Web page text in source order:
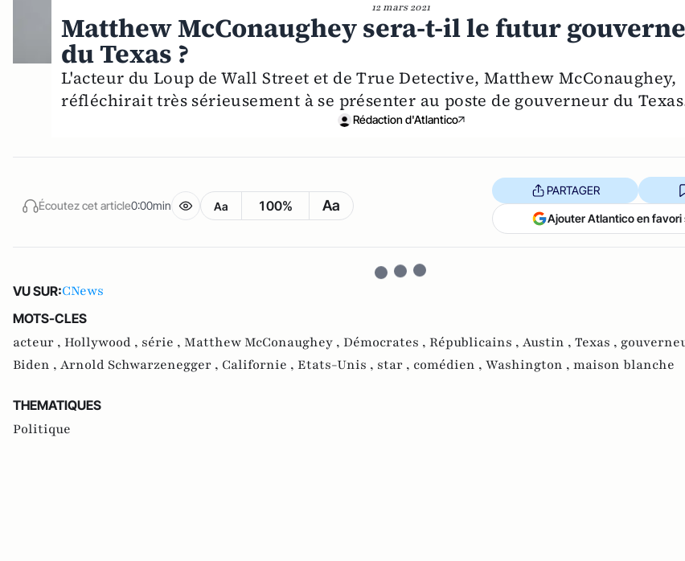
12 mars 2021
Matthew McConaughey sera-t-il le futur
du Texas ?
L'acteur du Loup de Wall Street et de True Detective, Matthew McConaughey,
réfléchirait très sérieusement à se présenter au poste de gouverneur du
Rédaction d'Atlantico
Écoutez cet article0:00min Aa 100% Aa
PARTAGER
Ajouter Atlantico en favori
VU SUR:CNews
MOTS-CLES
acteur , Hollywood , série , Matthew McConaughey , Démocrates , Républicains , Austin , Texas ,
Biden , Arnold Schwarzenegger , Californie , Etats-Unis , star , comédien , Washington , maison blanche
THEMATIQUES
Politique